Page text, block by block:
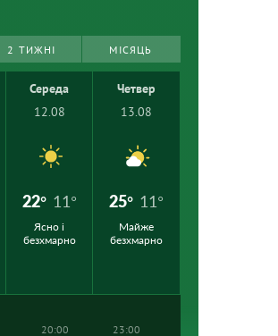
2 ТИЖНІ МІСЯЦЬ
Середа
12.08
22° 11°
Ясно і
безхмарно
Четвер
13.08
25° 11°
Майже
безхмарно
20:00 23:00